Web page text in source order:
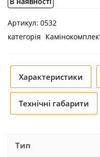
Артикул: 0532
категорія
Характеристики
Технічні габарити
Тип